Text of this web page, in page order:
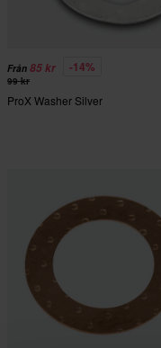
Från 85 kr -14%
99 kr
ProX Washer Silver